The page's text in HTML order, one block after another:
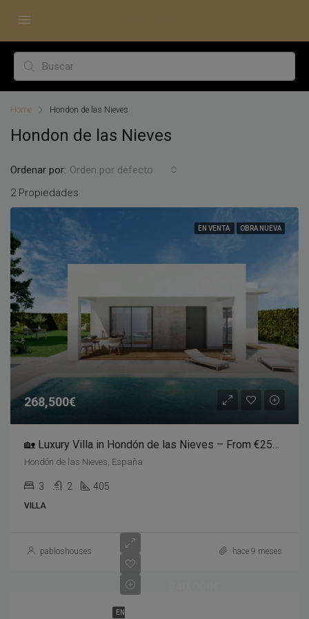
Home Hondon de las Nieves
Hondon de las Nieves
2 Propiedades
Ordenar por: Orden por defecto
EN VENTA OBRA NUEVA
268,500€
Hondón de las Nieves, España
3 2 405
VILLA
pabloshouses hace 9 meses
EN